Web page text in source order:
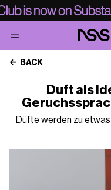
BACK
Duft als
Düfte werden zu